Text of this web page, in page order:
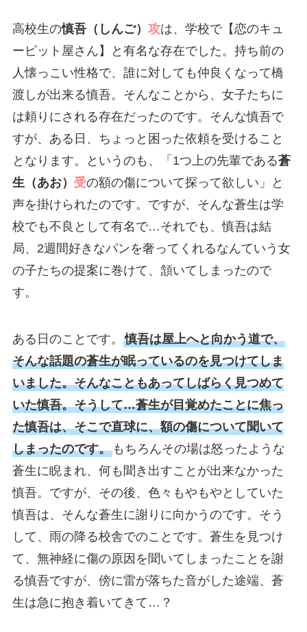
高校生の慎吾（しんご） 攻は、学校で【恋のキュ
ーピット屋さん】と有名な存在でした。持ち前の
人懐っこい性格で、誰に対しても仲良くなって橋
渡しが出来る慎吾。そんなことから、女子たちに
は頼りにされる存在だったのです。そんな慎吾で
すが、ある日、ちょっと困った依頼を受けること
となります。というのも、「1つ上の先輩である蒼
生（あお） 受の額の傷について探って欲しい」と
声を掛けられたのです。ですが、そんな蒼生は学
校でも不良として有名で…それでも、慎吾は結
局、2週間好きなパンを奢ってくれるなんていう女
の子たちの提案に巻けて、頷いてしまったので
す。
ある日のことです。 慎吾は屋上へと向かう道で、
そんな話題の蒼生が眠っているのを見つけてしま
いました。そんなこともあってしばらく見つめて
いた慎吾。そうして…蒼生が目覚めたことに焦っ
た慎吾は、そこで直球に、額の傷について聞いて
しまったのです。もちろんその場は怒ったような
蒼生に睨まれ、何も聞き出すことが出来なかった
慎吾。ですが、その後、色々もやもやとしていた
慎吾は、そんな蒼生に謝りに向かうのです。そう
して、雨の降る校舎でのことです。蒼生を見つけ
て、無神経に傷の原因を聞いてしまったことを謝
る慎吾ですが、傍に雷が落ちた音がした途端、蒼
生は急に抱き着いてきて…？